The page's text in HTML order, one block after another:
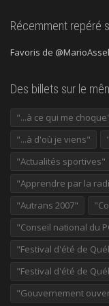
Récemment repéré
Favoris de
Des billets sur le
"...à ce qui me
"...à d'où je viens"
"Actualités sportives"
"Apprendre par la
"Autrans 2007"
"Conseil national du
"Festival d'été de
"Festival d'été de
"Gouvernement